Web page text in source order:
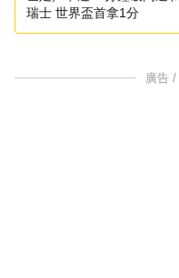
瑞士 世界盃首拿1分
廣告